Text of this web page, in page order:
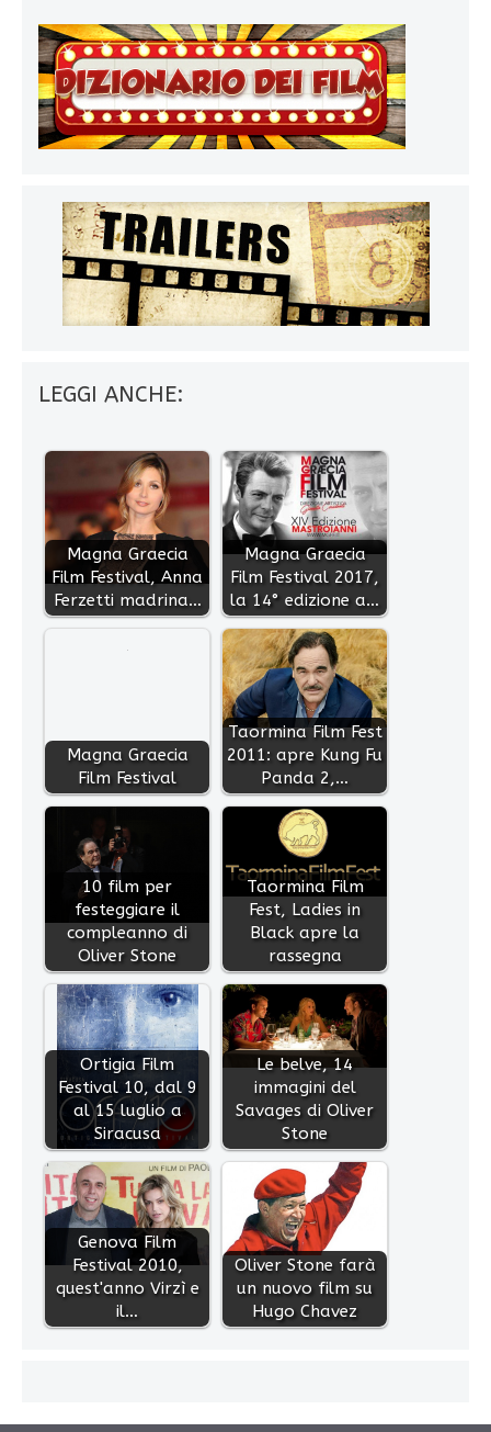
LEGGI ANCHE:
Magna Graecia
Film Festival, Anna
Ferzetti madrina…
Magna Graecia
Film Festival 2017,
la 14° edizione a…
Magna Graecia
Film Festival
Taormina Film Fest
2011: apre Kung Fu
Panda 2,…
10 film per
festeggiare il
compleanno di
Oliver Stone
Taormina Film
Fest, Ladies in
Black apre la
rassegna
Ortigia Film
Festival 10, dal 9
al 15 luglio a
Siracusa
Le belve, 14
immagini del
Savages di Oliver
Stone
Genova Film
Festival 2010,
quest'anno Virzì e
il…
Oliver Stone farà
un nuovo film su
Hugo Chavez